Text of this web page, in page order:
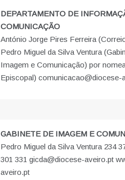
DEPARTAMENTO DE
COMUNICAÇÃO
António Jorge Pires Ferreira
Pedro Miguel da Silva Ventura
Imagem e Comunicação) por
Episcopal) comunicacao@diocese-
GABINETE DE IMAGEM E
Pedro Miguel da Silva Ventura 234
301 331 gicda@diocese-aveiro.pt
aveiro.pt